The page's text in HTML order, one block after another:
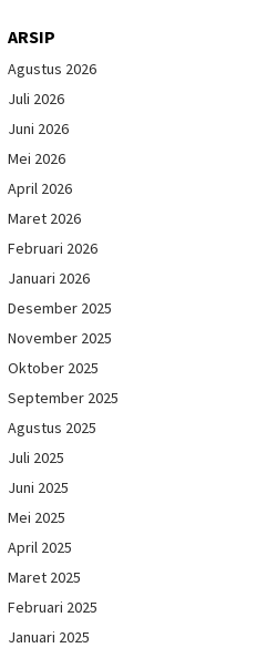
ARSIP
Agustus 2026
Juli 2026
Juni 2026
Mei 2026
April 2026
Maret 2026
Februari 2026
Januari 2026
Desember 2025
November 2025
Oktober 2025
September 2025
Agustus 2025
Juli 2025
Juni 2025
Mei 2025
April 2025
Maret 2025
Februari 2025
Januari 2025